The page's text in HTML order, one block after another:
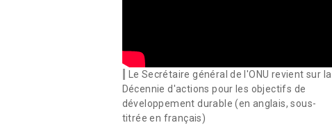
Le Secrétaire général de l'ONU revient sur la
Décennie d'actions pour les objectifs de
développement durable (en anglais, sous-
titrée en français)